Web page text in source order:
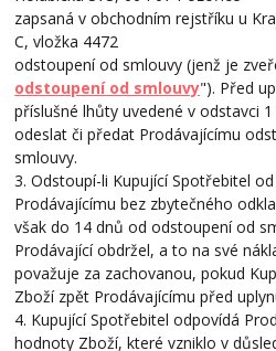
zapsaná v obchodním rejstříku u
C, vložka 4472
odstoupení od smlouvy (jenž je
odstoupení od smlouvy"). Před
příslušné lhůty uvedené v odstavci
odeslat či předat Prodávajícímu
smlouvy.
3. Odstoupí-li Kupující Spotřebitel
Prodávajícímu bez zbytečného
však do 14 dnů od odstoupení od
Prodávající obdržel, a to na své
považuje za zachovanou, pokud
Zboží zpět Prodávajícímu před
4. Kupující Spotřebitel odpovídá
hodnoty Zboží, které vzniklo v